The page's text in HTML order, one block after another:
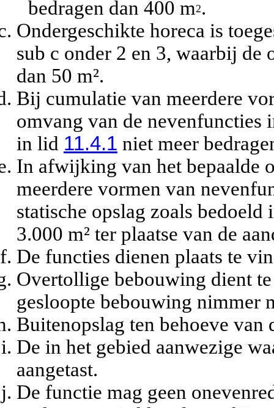
bedragen dan 400 m2.
Ondergeschikte horeca is
sub c onder 2 en 3, waarbij de
dan 50 m².
Bij cumulatie van meerdere
omvang van de nevenfuncties
in lid 11.4.1 niet meer
In afwijking van het bepaalde
meerdere vormen van
statische opslag zoals
3.000 m² ter plaatse van de
De functies dienen plaats te
Overtollige bebouwing dient
gesloopte bebouwing nimmer
Buitenopslag ten behoeve van
De in het gebied aanwezige
aangetast.
De functie mag geen